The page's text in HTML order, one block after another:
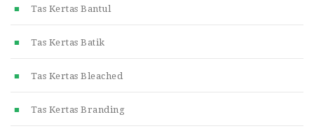
Tas Kertas Bantul
Tas Kertas Batik
Tas Kertas Bleached
Tas Kertas Branding